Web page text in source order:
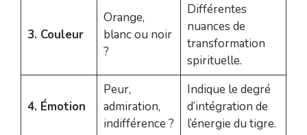
3. Couleur
Orange,
blanc ou noir
?
Différentes
nuances de
transformation
spirituelle.
4. Émotion
Peur,
admiration,
indifférence ?
Indique le degré
d’intégration de
l’énergie du tigre.